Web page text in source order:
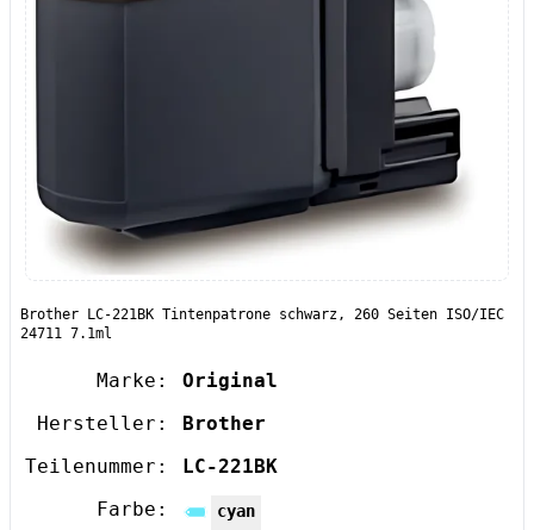
Brother LC-221BK Tintenpatrone schwarz, 260 Seiten ISO/IEC
24711 7.1ml
Marke:
Original
Hersteller:
Brother
Teilenummer:
LC-221BK
Farbe:
cyan